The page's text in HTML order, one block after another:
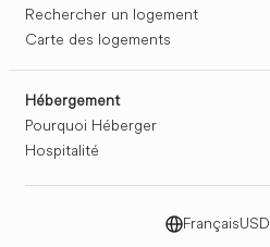
Rechercher un logement
Carte des logements
Hébergement
Pourquoi Héberger
Hospitalité
FrançaisUSD